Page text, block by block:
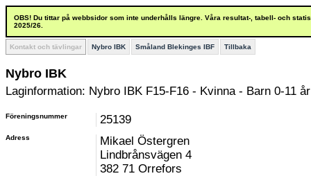
OBS! Du tittar på webbsidor som inte underhålls längre. Våra resultat-, tabell- och
2025/26.
Kontakt och tävlingar Nybro IBK Småland Blekinges IBF Tillbaka
Nybro IBK
Laginformation: Nybro IBK F15-F16 - Kvinna - Barn 0-11 år
Föreningsnummer 25139
Adress
Mikael Östergren
Lindbrånsvägen 4
382 71 Orrefors